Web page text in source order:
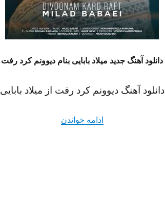
دانلود آهنگ جدید میلاد بابایی بنام دیوونم کرد رفت
دانلود آهنگ دیوونم کرد رفت از میلاد بابایی
ادامه خواندن